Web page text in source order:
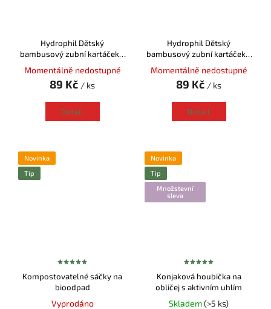
Hydrophil Dětský
bambusový zubní kartáček -
Hroch (2 ks)
Momentálně nedostupné
89 Kč / ks
Detail
Hydrophil Dětský
bambusový zubní kartáček -
Vydra (2 ks)
Momentálně nedostupné
89 Kč / ks
Detail
Novinka
Tip
Kompostovatelné sáčky na
bioodpad
Vyprodáno
Novinka
Tip
Množstevní
sleva
Konjaková houbička na
obličej s aktivním uhlím
Skladem(>5 ks)